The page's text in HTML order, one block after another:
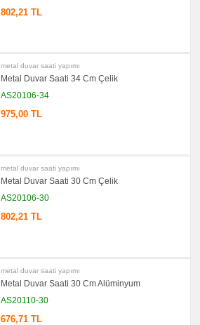
802,21 TL
metal duvar saati yapımı
Metal Duvar Saati 34 Cm Çelik
AS20106-34
975,00 TL
metal duvar saati yapımı
Metal Duvar Saati 30 Cm Çelik
AS20106-30
802,21 TL
metal duvar saati yapımı
Metal Duvar Saati 30 Cm Alüminyum
AS20110-30
676,71 TL